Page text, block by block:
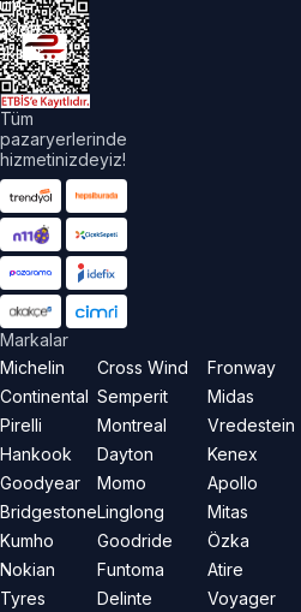
Tüm
pazaryerlerinde
hizmetinizdeyiz!
Markalar
Michelin
Continental
Pirelli
Hankook
Goodyear
Bridgestone
Kumho
Nokian
Tyres
Cross Wind
Semperit
Montreal
Dayton
Momo
Linglong
Goodride
Funtoma
Delinte
Fronway
Midas
Vredestein
Kenex
Apollo
Mitas
Özka
Atire
Voyager